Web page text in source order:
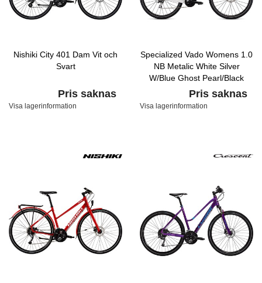
Nishiki City 401 Dam Vit och
Svart
Pris saknas
Visa lagerinformation
Specialized Vado Womens 1.0
NB Metalic White Silver
W/Blue Ghost Pearl/Black
Pris saknas
Visa lagerinformation